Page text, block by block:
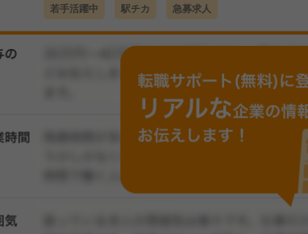
若手活躍中 駅チカ 急募求人